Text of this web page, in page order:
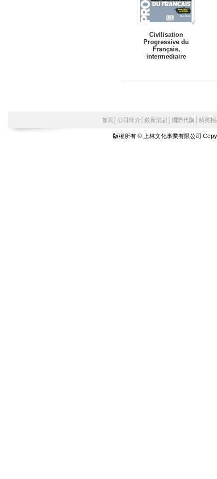
Civilisation
Progressive du
Français,
intermediaire
首頁 公司簡介 最新消息 國際代購 精英招
版權所有 © 上林文化事業有限公司